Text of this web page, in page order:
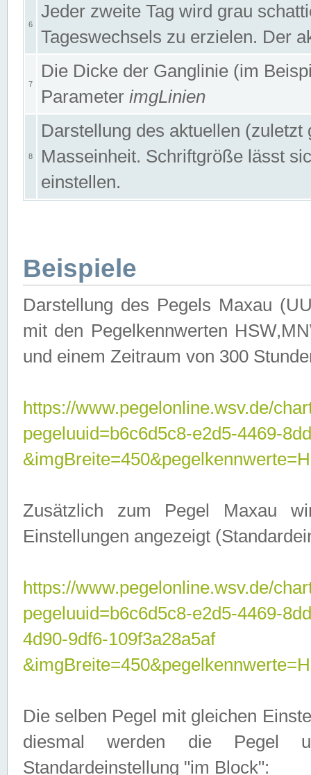
6
Jeder zweite Tag wird grau
Tageswechsels zu erzielen. Der
7
Die Dicke der Ganglinie (im
Parameter imgLinien
8
Darstellung des aktuellen
Masseinheit. Schriftgröße lässt
einstellen.
Beispiele
Darstellung des Pegels Maxau
mit den Pegelkennwerten
und einem Zeitraum von 300
https://www.pegelonline.wsv.de/
pegeluuid=b6c6d5c8-e2d5-4469-
Zusätzlich zum Pegel Maxau
Einstellungen angezeigt
https://www.pegelonline.wsv.de/
pegeluuid=b6c6d5c8-e2d5-4469-
4d90-9df6-109f3a28a5af
Die selben Pegel mit gleichen
diesmal werden die Pegel
Standardeinstellung "im Block":